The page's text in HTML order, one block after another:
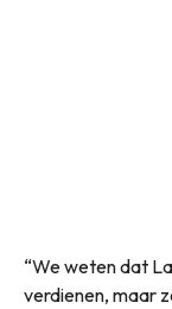
“We weten dat
verdienen, maar